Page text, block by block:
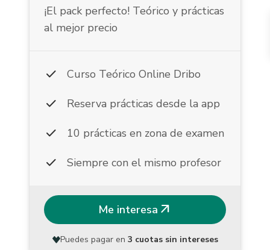
¡El pack perfecto! Teórico y prácticas
al mejor precio
check Curso Teórico Online Dribo
check Reserva prácticas desde la app
check 10 prácticas en zona de examen
check Siempre con el mismo profesor
Me interesa arrow_outward
Puedes pagar en 3 cuotas sin intereses